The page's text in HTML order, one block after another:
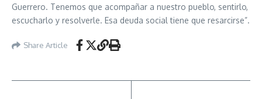
Guerrero. Tenemos que acompañar a nuestro pueblo, sentirlo,
escucharlo y resolverle. Esa deuda social tiene que resarcirse”.
Share Article